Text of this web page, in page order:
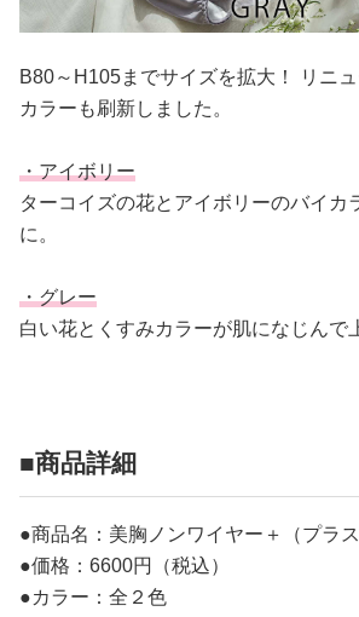
B80～H105までサイズを拡大！ リニ
カラーも刷新しました。
・アイボリー
ターコイズの花とアイボリーのバイカ
に。
・グレー
白い花とくすみカラーが肌になじんで
■商品詳細
●商品名：美胸ノンワイヤー＋（プラス
●価格：6600円（税込）
●カラー：全２色